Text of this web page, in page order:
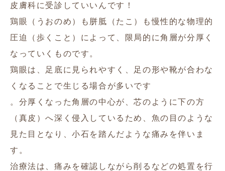
皮膚科に受診していいんです！
鶏眼（うおのめ）も胼胝（たこ）も慢性的な物理的
圧迫（歩くこと）によって、限局的に角層が分厚く
なっていくものです。
鶏眼は、足底に見られやすく、足の形や靴が合わな
くなることで生じる場合が多いです
。分厚くなった角層の中心が、芯のように下の方
（真皮）へ深く侵入しているため、魚の目のような
見た目となり、小石を踏んだような痛みを伴いま
す。
治療法は、痛みを確認しながら削るなどの処置を行